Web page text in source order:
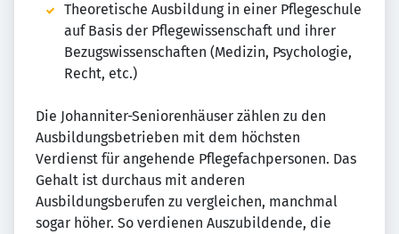
Theoretische Ausbildung in einer Pflegeschule
auf Basis der Pflegewissenschaft und ihrer
Bezugswissenschaften (Medizin, Psychologie,
Recht, etc.)
Die Johanniter-Seniorenhäuser zählen zu den
Ausbildungsbetrieben mit dem höchsten
Verdienst für angehende Pflegefachpersonen. Das
Gehalt ist durchaus mit anderen
Ausbildungsberufen zu vergleichen, manchmal
sogar höher. So verdienen Auszubildende, die